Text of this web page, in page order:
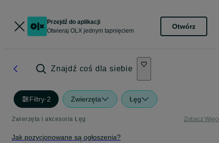
Przejdź do aplikacji
Otwieraj OLX jednym tapnięciem
Otwórz
Znajdź coś dla siebie
Filtry·2 Zwierzęta Łęg
Zwierzęta i akcesoria Łęg Zobacz
Jak pozycjonowane są ogłoszenia?